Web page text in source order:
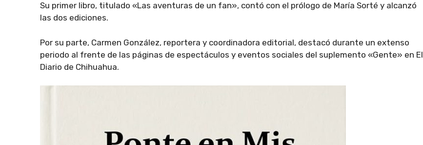
Su primer libro, titulado «Las aventuras de un fan», contó con el prólogo de María Sorté y alcanzó
las dos ediciones.
Por su parte, Carmen González, reportera y coordinadora editorial, destacó durante un extenso
periodo al frente de las páginas de espectáculos y eventos sociales del suplemento «Gente» en El
Diario de Chihuahua.